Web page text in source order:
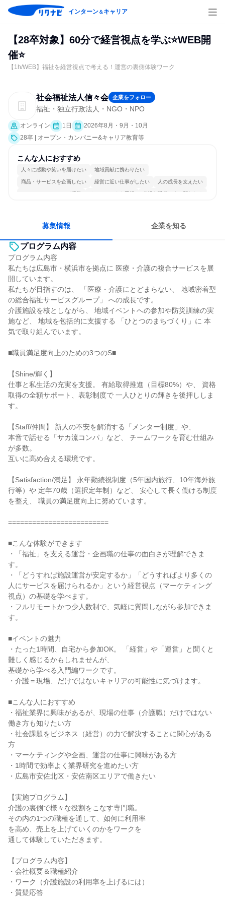
インターン＆キャリア
【28卒対象】60分で経営視点を学ぶ⭐WEB開
催⭐
【1h/WEB】福祉を経営視点で考える！運営の裏側体験ワーク
社会福祉法人信々会 企業をフォロー
福祉・独立行政法人・NGO・NPO
オンライン 1日
2026年8月・9月・10月
28卒 | オープン・カンパニー&キャリア教育等
こんな人におすすめ
人々に感動や笑いを届けたい 地域貢献に携わりたい
商品・サービスを企画したい 経営に近い仕事がしたい 人の成長を支えたい
コミュニケーションが活発 チームワークを重視 多様な職種の人と関われる
募集情報 企業を知る
プログラム内容
プログラム内容
私たちは広島市・横浜市を拠点に 医療・介護の複合サービスを展
開しています。
私たちが目指すのは、 「医療・介護にとどまらない、 地域密着型
の総合福祉サービスグループ」 への成長です。
介護施設を核としながら、 地域イベントへの参加や防災訓練の実
施など、 地域を包括的に支援する 「ひとつのまちづくり」に 本
気で取り組んでいます。
■職員満足度向上のための3つのS■
【Shine/輝く】
仕事と私生活の充実を支援。 有給取得推進（目標80%）や、 資格
取得の全額サポート、表彰制度で 一人ひとりの輝きを後押ししま
す。
【Staff/仲間】 新人の不安を解消する「メンター制度」や、
本音で話せる「サカ流コンパ」など、 チームワークを育む仕組み
が多数。
互いに高め合える環境です。
【Satisfaction/満足】 永年勤続祝制度（5年国内旅行、10年海外旅
行等）や 定年70歳（選択定年制）など、 安心して長く働ける制度
を整え、 職員の満足度向上に努めています。
=========================
■こんな体験ができます
・「福祉」を支える運営・企画職の仕事の面白さが理解できま
す。
・「どうすれば施設運営が安定するか」「どうすればより多くの
人にサービスを届けられるか」という経営視点（マーケティング
視点）の基礎を学べます。
・フルリモートかつ少人数制で、気軽に質問しながら参加できま
す。
■イベントの魅力
・たった1時間、自宅から参加OK。 「経営」や「運営」と聞くと
難しく感じるかもしれませんが、
基礎から学べる入門編ワークです。
・介護＝現場、だけではないキャリアの可能性に気づけます。
■こんな人におすすめ
・福祉業界に興味があるが、現場の仕事（介護職）だけではない
働き方も知りたい方
・社会課題をビジネス（経営）の力で解決することに関心がある
方
・マーケティングや企画、運営の仕事に興味がある方
・1時間で効率よく業界研究を進めたい方
・広島市安佐北区・安佐南区エリアで働きたい
【実施プログラム】
介護の裏側で様々な役割をこなす専門職。
その内の1つの職種を通して、如何に利用率
を高め、売上を上げていくのかをワークを
通して体験していただきます。
【プログラム内容】
・会社概要＆職種紹介
・ワーク（介護施設の利用率を上げるには）
・質疑応答